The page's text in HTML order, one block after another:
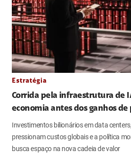
Estratégia
Corrida pela infraestrutura de
economia antes dos ganhos
Investimentos bilionários em data
pressionam custos globais e a política
busca espaço na nova cadeia de valor